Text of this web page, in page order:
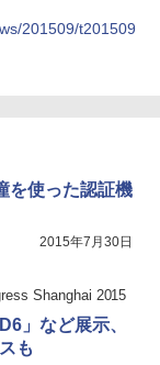
201509/t201509
を使った認証機
2015年7月30日
Shanghai 2015
」など展示、
も